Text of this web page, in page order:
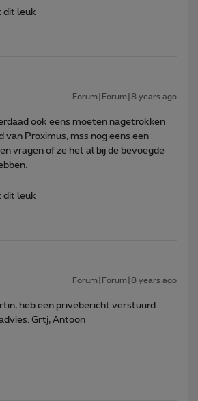
dit leuk
Forum|Forum|8 years ago
ook eens moeten nagetrokken
van Proximus, mss nog eens een
vragen of ze het al bij de bevoegde
dit leuk
Forum|Forum|8 years ago
heb een privebericht verstuurd.
Grtj, Antoon